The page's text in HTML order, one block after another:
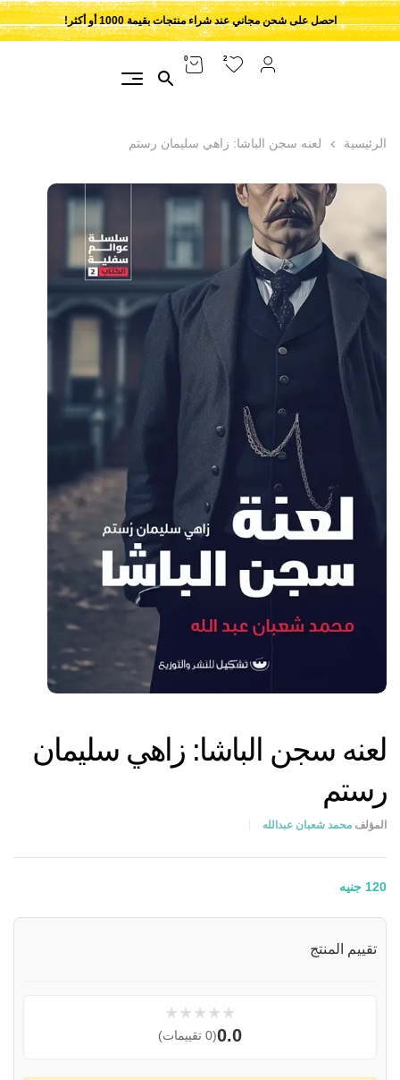
احصل على شحن مجاني عند شراء منتجات بقيمة 1000 أو أكثر!
2
0
الرئيسية لعنه سجن الباشا: زاهي سليمان رستم
لعنه سجن الباشا: زاهي سليمان
رستم
المؤلف محمد شعبان عبدالله
120 جنيه
تقييم المنتج
★
★
★
★
★
0.0(0 تقييمات)